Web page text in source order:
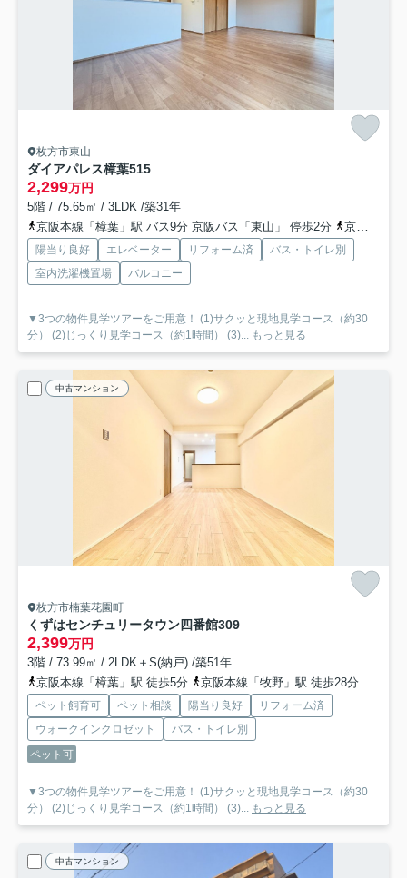
枚方市東山
ダイアパレス樟葉515
2,299万円
5階 / 75.65㎡ / 3LDK /築31年
京阪本線「樟葉」駅 バス9分 京阪バス「東山」 停歩2分
京阪バス「東山（枚方市）」バス停下車 徒歩2分
陽当り良好 エレベーター リフォーム済
バス・トイレ別
室内洗濯機置場
バルコニー
▼3つの物件見学ツアーをご用意！ (1)サクッと現地見学コース（約30
分） (2)じっくり見学コース（約1時間） (3)...
もっと見る
中古マンション
枚方市楠葉花園町
くずはセンチュリータウン四番館309
2,399万円
3階 / 73.99㎡ / 2LDK＋S(納戸) /築51年
京阪本線「樟葉」駅 徒歩5分
京阪本線「牧野」駅 徒歩28分
ペット飼育可 ペット相談 陽当り良好
リフォーム済
ウォークインクロゼット
バス・トイレ別
ペット可
▼3つの物件見学ツアーをご用意！ (1)サクッと現地見学コース（約30
分） (2)じっくり見学コース（約1時間） (3)... もっと見る
中古マンション